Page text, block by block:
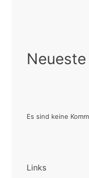
Es sind keine
Links